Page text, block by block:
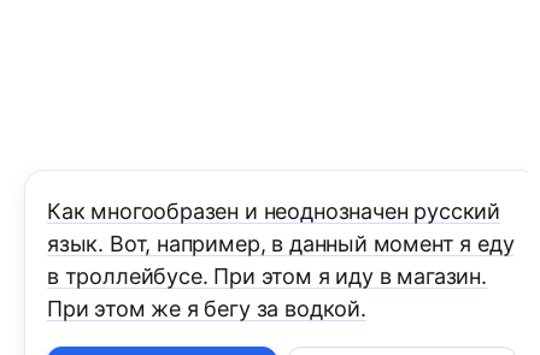
Как многообразен и неоднозначен русский
язык. Вот, например, в данный момент я еду
в троллейбусе. При этом я иду в магазин.
При этом же я бегу за водкой.